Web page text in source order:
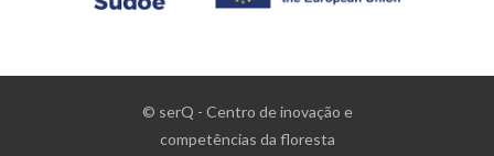
© serQ - Centro de inovação e
competências da floresta